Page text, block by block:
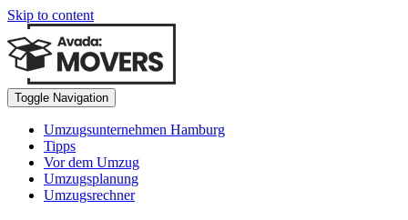
Skip to content
Toggle Navigation
Umzugsunternehmen Hamburg
Tipps
Vor dem Umzug
Umzugsplanung
Umzugsrechner